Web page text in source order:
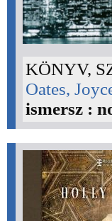
KÖNYV,
Oates,
ismersz :